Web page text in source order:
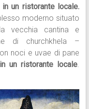
un ristorante locale.
moderno situato
vecchia cantina e
di churchkhela –
noci e uvae di pane
un ristorante locale